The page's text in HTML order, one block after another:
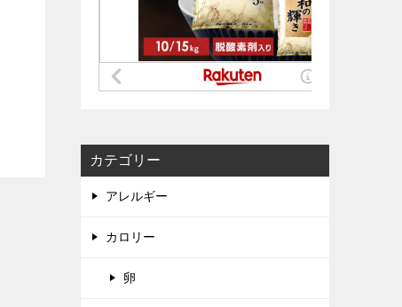
カテゴリー
アレルギー
カロリー
卵